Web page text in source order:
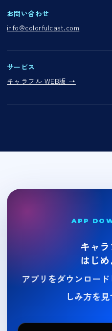
お問い合わせ
info@colorfulcast.com
サービス
キャラフル WEB版 →
APP
キャ
はじめ
アプリをダウンロー
しみ方を見